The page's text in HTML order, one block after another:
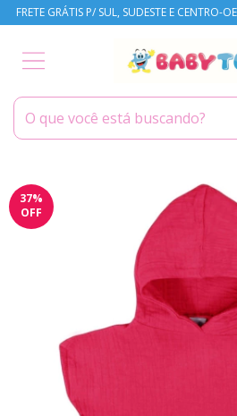
FRETE GRÁTIS P/ SUL, SUDESTE E CENTRO-
37%
OFF